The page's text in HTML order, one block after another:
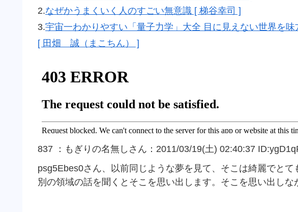
2.なぜかうまくいく人のすごい無意識 [ 梯谷幸司 ]
3.宇宙一わかりやすい「量子力学」大全 目に見えない世界を
[ 田畑 誠（まこちん） ]
837 ：もぎりの名無しさん：2011/03/19(土) 02:40:37
psg5Ebes0さん、以前同じような夢を見て、そこは綺麗でとて
別の領域の話を聞くとそこを思い出します。そこを思い出しな